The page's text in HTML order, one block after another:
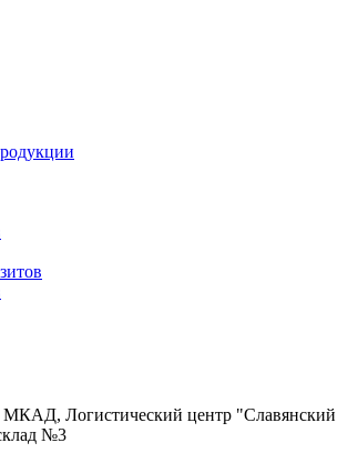
МКАД, Логистический центр "Славянский
№3